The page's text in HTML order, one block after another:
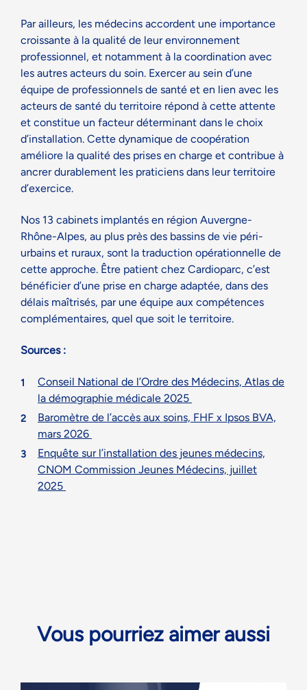
Par ailleurs, les médecins accordent une importance
croissante à la qualité de leur environnement
professionnel, et notamment à la coordination avec
les autres acteurs du soin. Exercer au sein d’une
équipe de professionnels de santé et en lien avec les
acteurs de santé du territoire répond à cette attente
et constitue un facteur déterminant dans le choix
d’installation. Cette dynamique de coopération
améliore la qualité des prises en charge et contribue à
ancrer durablement les praticiens dans leur territoire
d’exercice.
Nos 13 cabinets implantés en région Auvergne-
Rhône-Alpes, au plus près des bassins de vie péri-
urbains et ruraux, sont la traduction opérationnelle de
cette approche. Être patient chez Cardioparc, c’est
bénéficier d’une prise en charge adaptée, dans des
délais maîtrisés, par une équipe aux compétences
complémentaires, quel que soit le territoire.
Sources :
Conseil National de l’Ordre des Médecins, Atlas de
la démographie médicale 2025
Baromètre de l’accès aux soins, FHF x Ipsos BVA,
mars 2026
Enquête sur l’installation des jeunes médecins,
CNOM Commission Jeunes Médecins, juillet
2025
Vous pourriez aimer aussi